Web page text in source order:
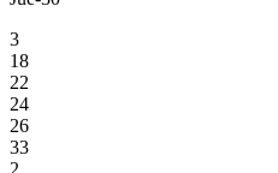
3
18
22
24
26
33
2